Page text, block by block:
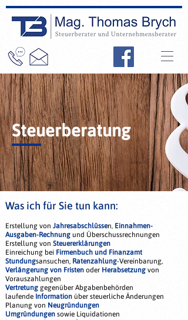
Steuerberatung
Was ich für Sie tun kann:
Erstellung von Jahresabschlüssen, Einnahmen-
Ausgaben-Rechnung und Überschussrechnungen
Erstellung von Steuererklärungen
Einreichung bei Firmenbuch und Finanzamt
Stundungsansuchen, Ratenzahlung-Vereinbarung,
Verlängerung von Fristen oder Herabsetzung von
Vorauszahlungen
Vertretung gegenüber Abgabenbehörden
laufende Information über steuerliche Änderungen
Planung von Neugründungen
Umgründungen sowie Liquidationen